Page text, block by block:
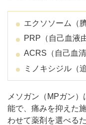
エクソソーム（
PRP（自己血液
ACRS（自己血
ミノキシジル（
メソガン（MPガン
能で、痛みを抑えた
わせて薬剤を選べる